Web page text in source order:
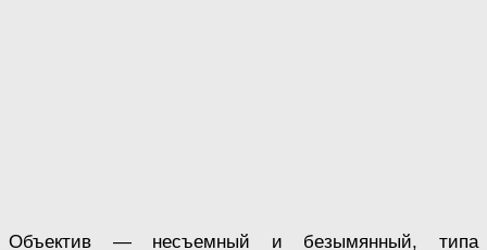
Объектив — несъемный и безымянный, типа